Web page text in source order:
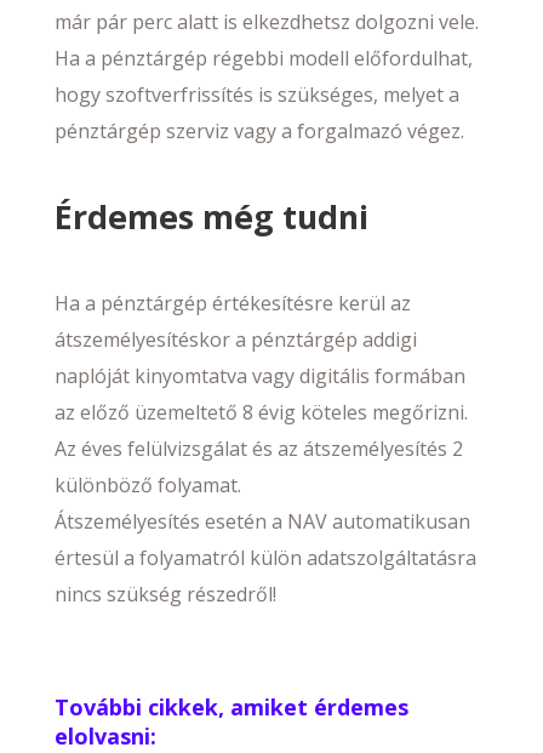
már pár perc alatt is elkezdhetsz dolgozni vele.
Ha a pénztárgép régebbi modell előfordulhat,
hogy szoftverfrissítés is szükséges, melyet a
pénztárgép szerviz vagy a forgalmazó végez.
Érdemes még tudni
Ha a pénztárgép értékesítésre kerül az
átszemélyesítéskor a pénztárgép addigi
naplóját kinyomtatva vagy digitális formában
az előző üzemeltető 8 évig köteles megőrizni.
Az éves felülvizsgálat és az átszemélyesítés 2
különböző folyamat.
Átszemélyesítés esetén a NAV automatikusan
értesül a folyamatról külön adatszolgáltatásra
nincs szükség részedről!
További cikkek, amiket érdemes
elolvasni: